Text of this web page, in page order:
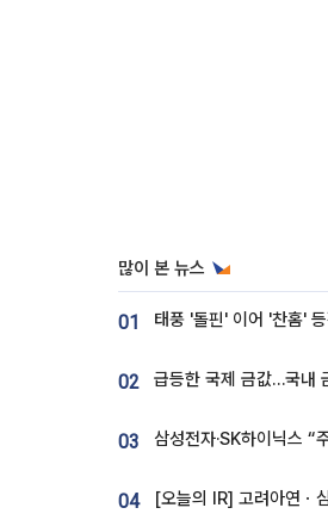
많이 본 뉴스
01
02 급등한 국제 금값…국내
03
04 [오늘의 IR] 고려아연ㆍ